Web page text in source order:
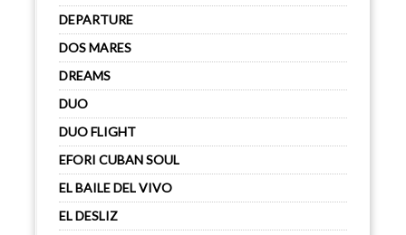
DEPARTURE
DOS MARES
DREAMS
DUO
DUO FLIGHT
EFORI CUBAN SOUL
EL BAILE DEL VIVO
EL DESLIZ